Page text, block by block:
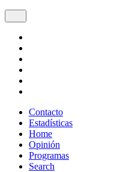
Contacto
Estadísticas
Home
Opinión
Programas
Search